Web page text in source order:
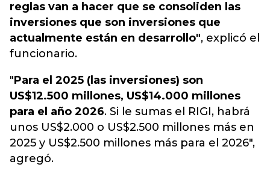
reglas van a hacer que se consoliden las
inversiones que son inversiones que
actualmente están en desarrollo", explicó el
funcionario.
"Para el 2025 (las inversiones) son
US$12.500 millones, US$14.000 millones
para el año 2026. Si le sumas el RIGI, habrá
unos US$2.000 o US$2.500 millones más en
2025 y US$2.500 millones más para el 2026",
agregó.